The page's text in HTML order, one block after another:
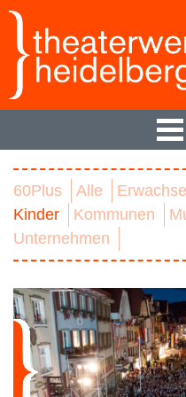
60Plus Alle
Kinder
Kommunen
Unternehmen